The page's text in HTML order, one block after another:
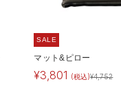
SALE
マット&ピロー
¥3,801 (税込)¥4,752